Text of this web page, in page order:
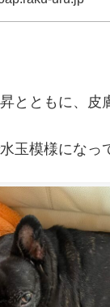
とともに、皮
玉模様になっ